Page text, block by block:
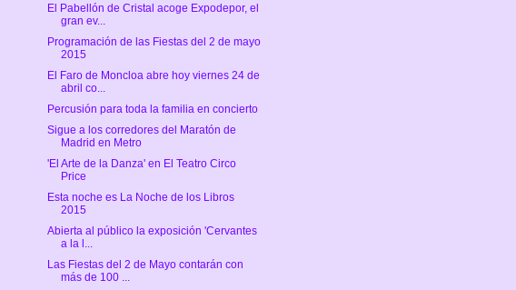
El Pabellón de Cristal acoge Expodepor, el
gran ev...
Programación de las Fiestas del 2 de mayo
2015
El Faro de Moncloa abre hoy viernes 24 de
abril co...
Percusión para toda la familia en concierto
Sigue a los corredores del Maratón de
Madrid en Metro
'El Arte de la Danza' en El Teatro Circo
Price
Esta noche es La Noche de los Libros
2015
Abierta al público la exposición 'Cervantes
a la l...
Las Fiestas del 2 de Mayo contarán con
más de 100 ...